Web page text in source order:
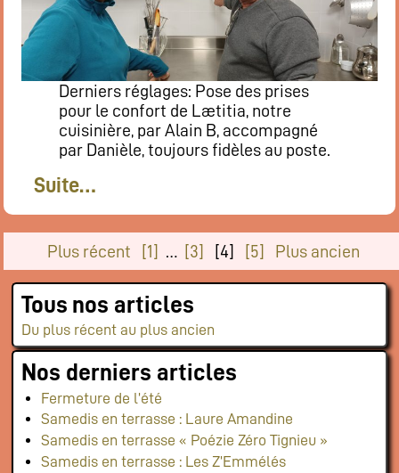
Derniers réglages: Pose des prises
pour le confort de Lætitia, notre
cuisinière, par Alain B, accompagné
par Danièle, toujours fidèles au poste.
Suite…
Plus récent [1] … [3] [4] [5] Plus ancien
Tous nos articles
Du plus récent au plus ancien
Nos derniers articles
Fermeture de l’été
Samedis en terrasse : Laure Amandine
Samedis en terrasse « Poézie Zéro Tignieu »
Samedis en terrasse : Les Z’Emmélés